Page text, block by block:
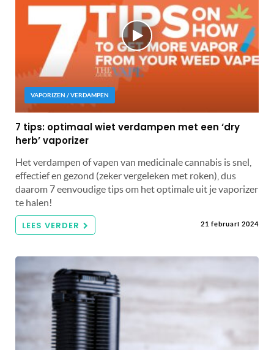
VAPORIZEN / VERDAMPEN
7 tips: optimaal wiet verdampen met een ‘dry
herb’ vaporizer
Het verdampen of vapen van medicinale cannabis is snel,
effectief en gezond (zeker vergeleken met roken), dus
daarom 7 eenvoudige tips om het optimale uit je vaporizer
te halen!
LEES VERDER 21 februari 2024